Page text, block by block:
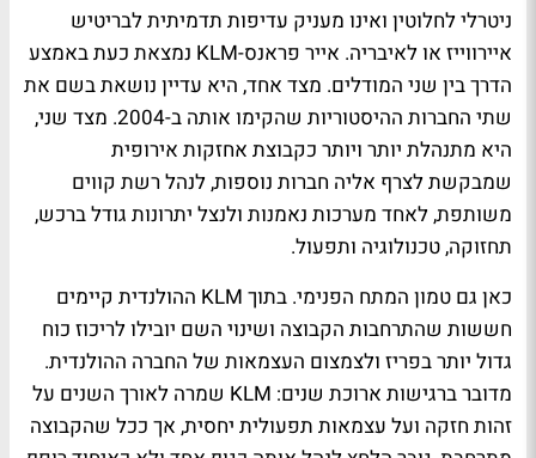
ניטרלי לחלוטין ואינו מעניק עדיפות תדמיתית לבריטיש
איירווייז או לאיבריה. אייר פראנס-KLM נמצאת כעת באמצע
הדרך בין שני המודלים. מצד אחד, היא עדיין נושאת בשם את
שתי החברות ההיסטוריות שהקימו אותה ב-2004. מצד שני,
היא מתנהלת יותר ויותר כקבוצת אחזקות אירופית
שמבקשת לצרף אליה חברות נוספות, לנהל רשת קווים
משותפת, לאחד מערכות נאמנות ולנצל יתרונות גודל ברכש,
תחזוקה, טכנולוגיה ותפעול.
כאן גם טמון המתח הפנימי. בתוך KLM ההולנדית קיימים
חששות שהתרחבות הקבוצה ושינוי השם יובילו לריכוז כוח
גדול יותר בפריז ולצמצום העצמאות של החברה ההולנדית.
מדובר ברגישות ארוכת שנים: KLM שמרה לאורך השנים על
זהות חזקה ועל עצמאות תפעולית יחסית, אך ככל שהקבוצה